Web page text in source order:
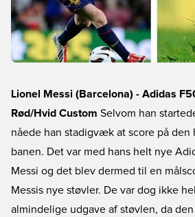
Lionel Messi (Barcelona) - Adidas
Rød/Hvid Custom Selvom han
nåede han stadigvæk at score på den
banen. Det var med hans helt nye
Messi og det blev dermed til en
Messis nye støvler. De var dog ikke
almindelige udgave af støvlen, da